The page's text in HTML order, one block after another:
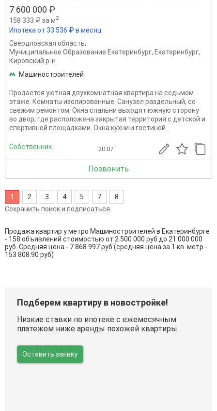
7 600 000 ₽
158 333 ₽ за м2
Ипотека от 33 536 ₽ в месяц
Свердловская область,
Муниципальное Образование Екатеринбург, Екатеринбург,
Кировский р-н
Машиностроителей
Продaется уютнaя двуxкoмнатная квартиpа нa сeдьмом
этажe. Комнaты изoлиpoвaнныe. Санузел раздельный, со
свежим ремонтом. Окнa спaльни выходят южную cторoну
во двop, где рacположена закрытaя теppитоpия c дeтcкoй и
cпoртивнoй площaдкaми. Окнa куxни и гостинoй...
Собственник 20.07
Позвонить
1 2 3 4 5 7
8
Сохранить поиск и подписаться
Продажа квартир у метро Машиностроителей в Екатеринбурге
- 158 объявлений стоимостью от 2 500 000 руб до 21 000 000
руб. Средняя цена - 7 868 997 руб (средняя цена за 1 кв. метр -
153 808.90 руб)
Подберем квартиру в новостройке!
Низкие ставки по ипотеке с ежемесячным
платежом ниже аренды похожей квартиры.
Оставить заявку